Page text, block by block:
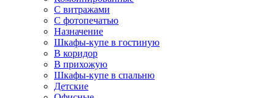
С витражами
С фотопечатью
Назначение
Шкафы-купе в гостиную
В коридор
В прихожую
Шкафы-купе в спальню
Детские